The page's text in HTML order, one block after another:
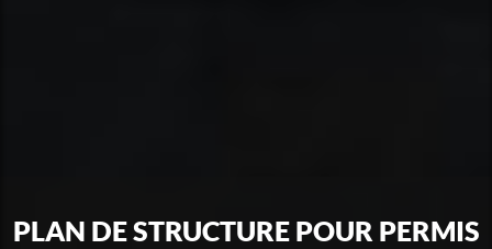
PLAN DE STRUCTURE POUR PERMIS